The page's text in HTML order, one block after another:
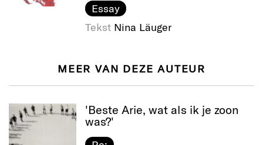
Essay
Tekst Nina Läuger
MEER VAN DEZE AUTEUR
'Beste Arie, wat als ik je zoon
was?'